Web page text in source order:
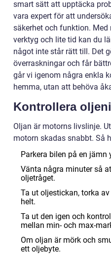
smart sätt att upptäcka
vara expert för att
säkerhet och funktion.
verktyg och lite tid kan du
något inte står rätt till. Det
överraskningar och får
går vi igenom några enkla
hemma, utan att behöva
Kontrollera
Oljan är motorns livslinje.
motorn skadas snabbt. Så
Parkera bilen på en
Vänta några minuter så
oljetråget.
Ta ut oljestickan, torka
helt.
Ta ut den igen och
mellan min- och max-
Om oljan är mörk och
ett oljebyte.